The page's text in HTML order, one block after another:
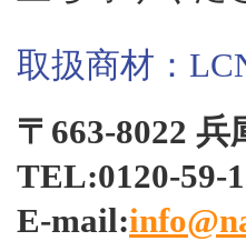
取扱商材：
〒663-8022
TEL:0120-
E-mail: